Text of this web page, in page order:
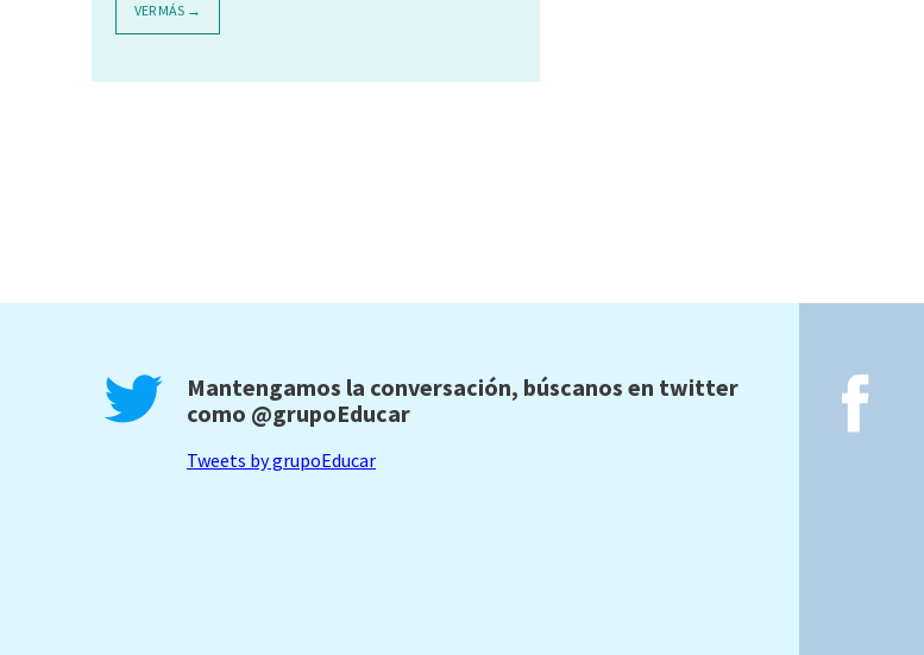
VER MÁS →
Mantengamos la conversación, búscanos en twitter
como @grupoEducar
Tweets by grupoEducar